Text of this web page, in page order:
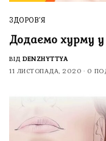
ЗДОРОВ’Я
Додаємо хурму у
ВІД DENZHYTTYA
11 ЛИСТОПАДА, 2020
0